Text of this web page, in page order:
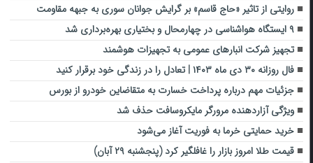
روایتی از تاثیر «حاج قاسم» بر گرایش جوانان سوری به جبهه مقاومت
۹ ایستگاه هواشناسی در چهارمحال و بختیاری بهره‌برداری شد
تجهیز شرکت انبارهای عمومی به تجهیزات هوشمند
فال روزانه ۳۰ دی ماه ۱۴۰۳ | تعادل را در زندگی خود برقرار کنید
جزئیات مهم درباره پرداخت خسارت به متقاضاین خودرو از بورس
ویژگی‌ آزاردهنده مرورگر مایکروسافت حذف شد
خرید حمایتی خرما به فوریت آغاز می‌شود
قیمت طلا امروز بازار را غافلگیر کرد (پنجشنبه ۲۹ آبان)